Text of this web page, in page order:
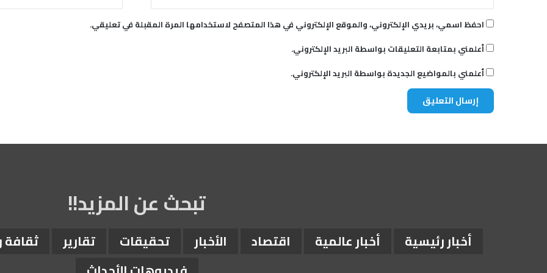
احفظ اسمي، بريدي الإلكتروني، والموقع الإلكتروني في هذا المتصفح لاستخدامها المرة المقبلة في تعليقي.
أعلمني بمتابعة التعليقات بواسطة البريد الإلكتروني.
أعلمني بالمواضيع الجديدة بواسطة البريد الإلكتروني.
تبحث عن المزيد!!
أخبار رئيسية أخبار عالمية اقتصاد الأخبار تحقيقات تقارير